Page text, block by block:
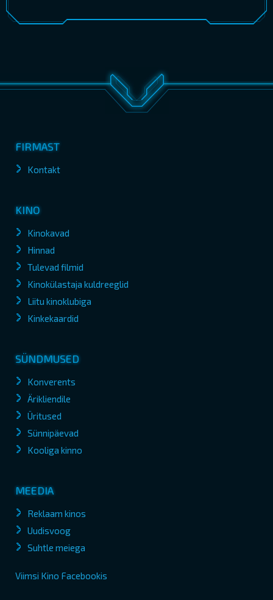
FIRMAST
Kontakt
KINO
Kinokavad
Hinnad
Tulevad filmid
Kinokülastaja kuldreeglid
Liitu kinoklubiga
Kinkekaardid
SÜNDMUSED
Konverents
Ärikliendile
Üritused
Sünnipäevad
Kooliga kinno
MEEDIA
Reklaam kinos
Uudisvoog
Suhtle meiega
Viimsi Kino Facebookis